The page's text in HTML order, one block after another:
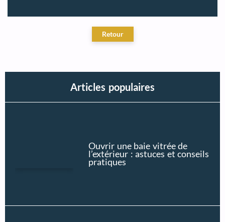
Articles populaires
Ouvrir une baie vitrée de
l’extérieur : astuces et conseils
pratiques